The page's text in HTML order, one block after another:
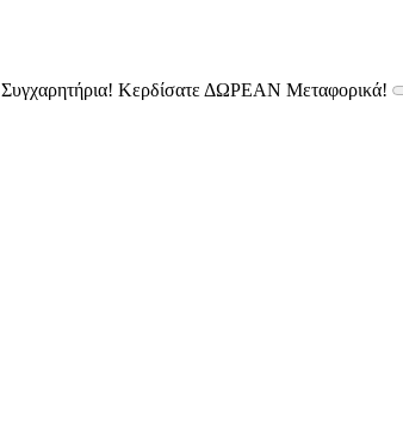
Συγχαρητήρια! Κερδίσατε ΔΩΡΕΑΝ Μεταφορικά!